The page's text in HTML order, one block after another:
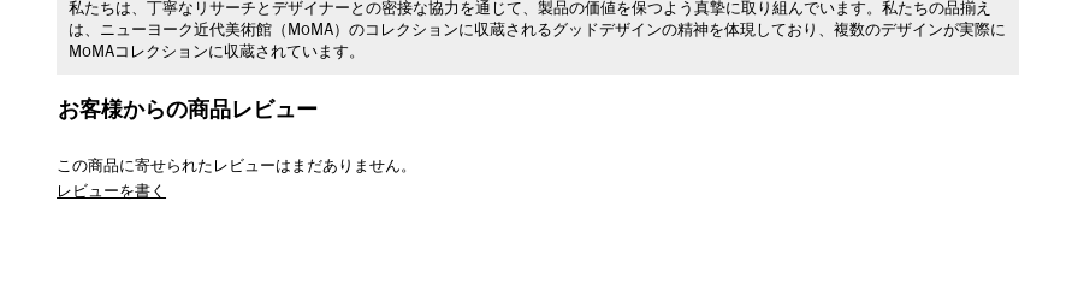
私たちは、丁寧なリサーチとデザイナーとの密接な協力を通じて、製品の価値を保つよう真摯に取り組んでいます。私たちの品揃え
は、ニューヨーク近代美術館（MoMA）のコレクションに収蔵されるグッドデザインの精神を体現しており、複数のデザインが実際に
MoMAコレクションに収蔵されています。
お客様からの商品レビュー
この商品に寄せられたレビューはまだありません。
レビューを書く